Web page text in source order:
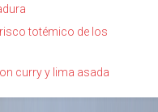
totémico de los
curry y lima asada